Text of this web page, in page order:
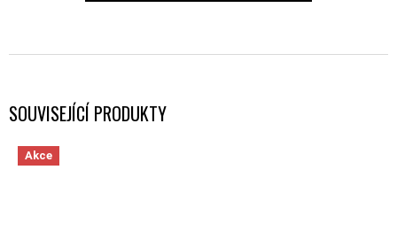
SOUVISEJÍCÍ PRODUKTY
Akce